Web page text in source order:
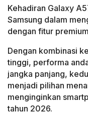
Kehadiran Galaxy
Samsung dalam
dengan fitur
Dengan kombinasi
tinggi, performa
jangka panjang,
menjadi pilihan
menginginkan
tahun 2026.